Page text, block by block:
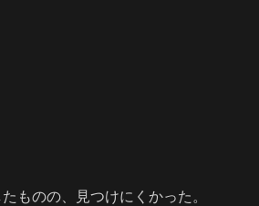
ものの、見つけにくかった。